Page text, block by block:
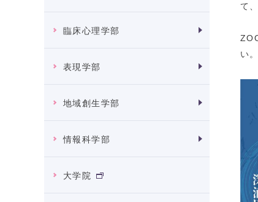
臨床心理学部
表現学部
地域創生学部
情報科学部
大学院
て
い。